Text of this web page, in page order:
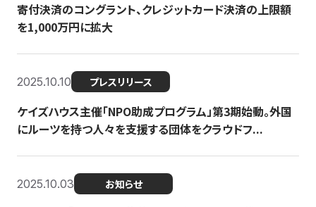
寄付決済のコングラント、クレジットカード決済の上限額
を1,000万円に拡大
2025.10.10 プレスリリース
ケイズハウス主催「NPO助成プログラム」第3期始動。外国
にルーツを持つ人々を支援する団体をクラウドフ...
2025.10.03 お知らせ